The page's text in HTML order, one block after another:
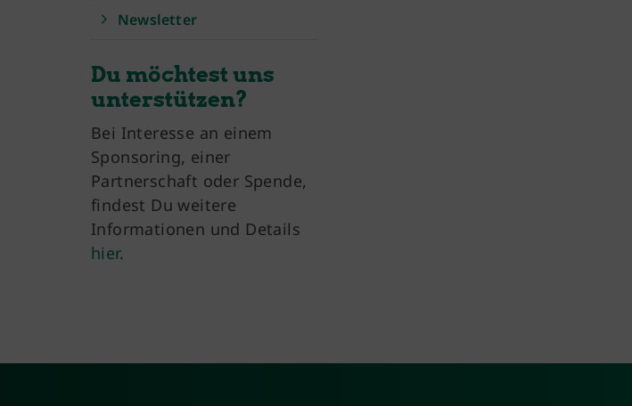
Newsletter
Du möchtest uns
unterstützen?
Bei Interesse an einem
Sponsoring, einer
Partnerschaft oder Spende,
findest Du weitere
Informationen und Details
hier.